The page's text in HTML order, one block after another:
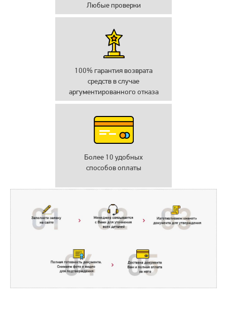
Любые проверки
100% гарантия возврата
средств в случае
аргументированного отказа
Более 10 удобных
способов оплаты